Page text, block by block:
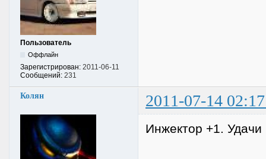
Пользователь
Оффлайн
Зарегистрирован: 2011-06-11
Сообщений: 231
Колян 2011-07-14
Инжектор +1. Удачи